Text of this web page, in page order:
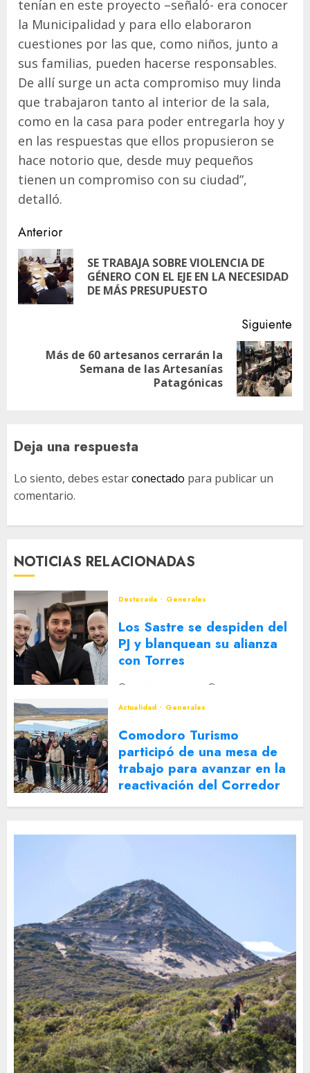
tenían en este proyecto –señaló- era conocer
la Municipalidad y para ello elaboraron
cuestiones por las que, como niños, junto a
sus familias, pueden hacerse responsables.
De allí surge un acta compromiso muy linda
que trabajaron tanto al interior de la sala,
como en la casa para poder entregarla hoy y
en las respuestas que ellos propusieron se
hace notorio que, desde muy pequeños
tienen un compromiso con su ciudad”,
detalló.
Navegación
de
entradas
Anterior
SE TRABAJA SOBRE VIOLENCIA DE
GÉNERO CON EL EJE EN LA NECESIDAD
DE MÁS PRESUPUESTO
Siguiente
Siguiente
Más de 60 artesanos cerrarán la
Semana de las Artesanías
Patagónicas
Deja una respuesta
Lo siento, debes estarconectado para publicar un
comentario.
NOTICIAS RELACIONADAS
Destacada Generales
Los Sastre se despiden del
PJ y blanquean su alianza
con Torres
2 DE AGOSTO DE 2026
Actualidad
Generales
Comodoro Turismo
participó de una mesa de
trabajo para avanzar en la
reactivación del Corredor
Turístico Integrado